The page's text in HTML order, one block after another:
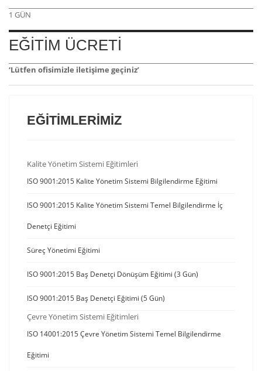
1 GÜN
EĞİTİM ÜCRETİ
‘Lütfen ofisimizle iletişime geçiniz’
EĞİTİMLERİMİZ
Kalite Yönetim Sistemi Eğitimleri
ISO 9001:2015 Kalite Yönetim Sistemi Bilgilendirme Eğitimi
ISO 9001:2015 Kalite Yönetim Sistemi Temel Bilgilendirme İç
Denetçi Eğitimi
Süreç Yönetimi Eğitimi
ISO 9001:2015 Baş Denetçi Dönüşüm Eğitimi (3 Gün)
ISO 9001:2015 Baş Denetçi Eğitimi (5 Gün)
Çevre Yönetim Sistemi Eğitimleri
ISO 14001:2015 Çevre Yönetim Sistemi Temel Bilgilendirme
Eğitimi